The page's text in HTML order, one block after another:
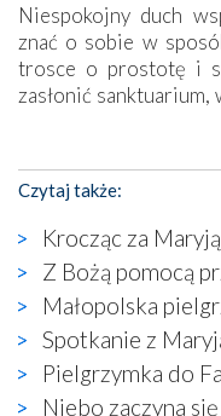
Niespokojny duch
znać o sobie w
trosce o prostotę i
zasłonić sanktuarium,
katolickiego
autentyczną wiarą
kaplice, w których
skrzynkę na
tuż przy nowej
zamiast Chrystusa
wyjętą ze
kontekście naszych
wizerunek
Zatem nawet w
Czytaj także:
Krocząc za Maryją
Z Bożą pomocą
Małopolska
Spotkanie z
Pielgrzymka do
Niebo zaczyna